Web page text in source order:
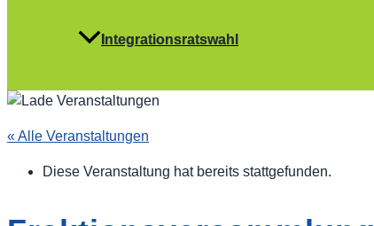
Integrationsratswahl
« Alle Veranstaltungen
Diese Veranstaltung hat bereits stattgefunden.